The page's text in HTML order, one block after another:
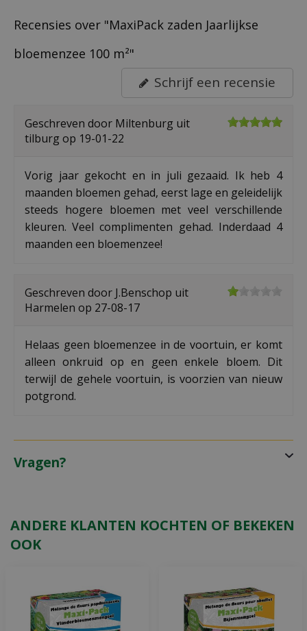
Recensies over "MaxiPack zaden Jaarlijkse
bloemenzee 100 m²"
Schrijf een recensie
Geschreven door Miltenburg uit
tilburg op 19-01-22
Vorig jaar gekocht en in juli gezaaid. Ik heb 4
maanden bloemen gehad, eerst lage en geleidelijk
steeds hogere bloemen met veel verschillende
kleuren. Veel complimenten gehad. Inderdaad 4
maanden een bloemenzee!
Geschreven door J.Benschop uit
Harmelen op 27-08-17
Helaas geen bloemenzee in de voortuin, er komt
alleen onkruid op en geen enkele bloem. Dit
terwijl de gehele voortuin, is voorzien van nieuw
potgrond.
Vragen?
ANDERE KLANTEN KOCHTEN OF BEKEKEN
OOK